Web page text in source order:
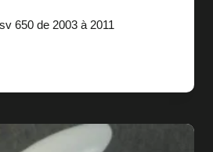
650 de 2003 à 2011